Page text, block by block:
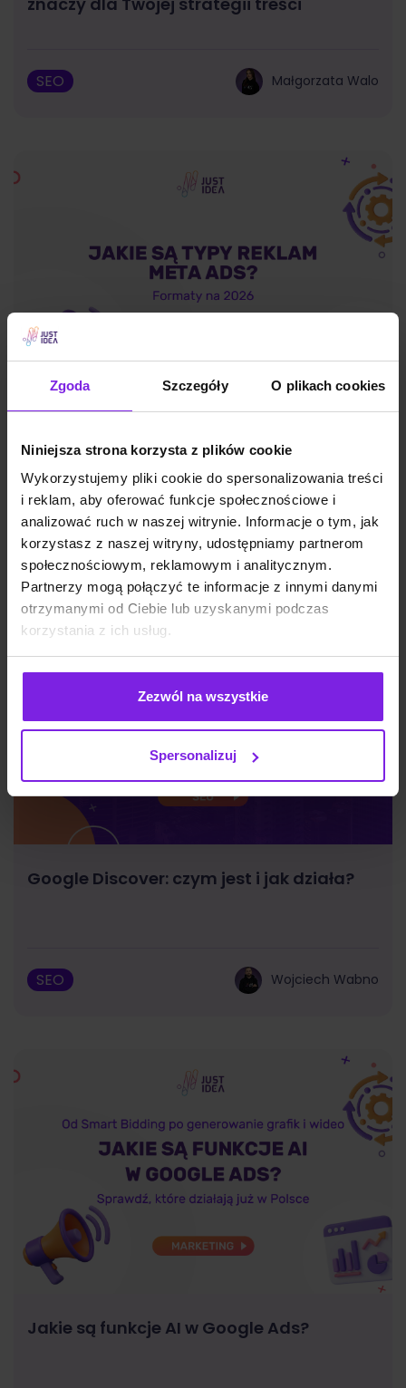
Zgoda Szczegóły O plikach cookies
Niniejsza strona korzysta z plików cookie
Wykorzystujemy pliki cookie do spersonalizowania treści
i reklam, aby oferować funkcje społecznościowe i
analizować ruch w naszej witrynie. Informacje o tym, jak
korzystasz z naszej witryny, udostępniamy partnerom
społecznościowym, reklamowym i analitycznym.
Partnerzy mogą połączyć te informacje z innymi danymi
otrzymanymi od Ciebie lub uzyskanymi podczas
korzystania z ich usług.
Zezwól na wszystkie
Spersonalizuj
SEO Małgorzata Walo
na 2026
Marketing Wiktoria Władarz
Google Discover: czym jest i jak działa?
SEO Wojciech Wabno
Jakie są funkcje AI w Google Ads?